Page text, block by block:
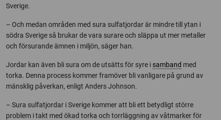
Sverige.
– Och medan områden med sura sulfatjordar är mindre till ytan i
södra Sverige så brukar de vara surare och släppa ut mer metaller
och försurande ämnen i miljön, säger han.
Jordar kan även bli sura om de utsätts för syre i samband med
torka. Denna process kommer framöver bli vanligare på grund av
mänsklig påverkan, enligt Anders Johnson.
– Sura sulfatjordar i Sverige kommer att bli ett betydligt större
problem i takt med ökad torka och torrläggning av våtmarker för